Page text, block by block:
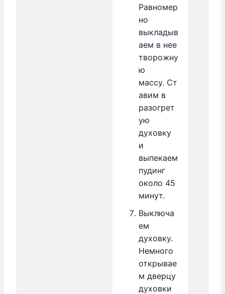
Равномер
но
выкладыв
аем в нее
творожну
ю
массу. Ст
авим в
разогрет
ую
духовку
и
выпекаем
пудинг
около 45
минут.
Выключа
ем
духовку.
Немного
открывае
м дверцу
духовки